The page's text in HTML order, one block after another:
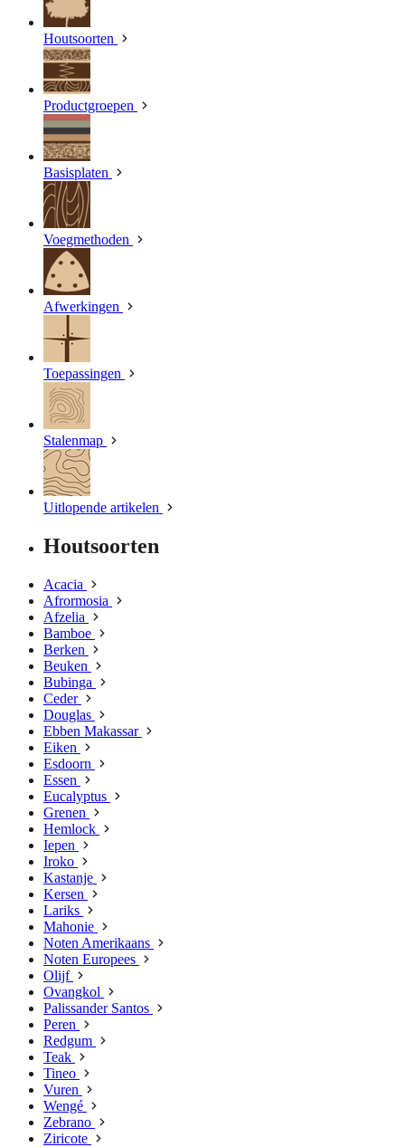
Houtsoorten
Productgroepen
Basisplaten
Voegmethoden
Afwerkingen
Toepassingen
Stalenmap
Uitlopende artikelen
Houtsoorten
Acacia
Afrormosia
Afzelia
Bamboe
Berken
Beuken
Bubinga
Ceder
Douglas
Ebben Makassar
Eiken
Esdoorn
Essen
Eucalyptus
Grenen
Hemlock
Iepen
Iroko
Kastanje
Kersen
Lariks
Mahonie
Noten Amerikaans
Noten Europees
Olijf
Ovangkol
Palissander Santos
Peren
Redgum
Teak
Tineo
Vuren
Wengé
Zebrano
Ziricote